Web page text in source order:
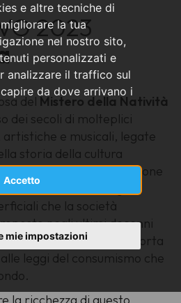
e altre tecniche di
la tua
nel nostro sito,
personalizzati e
analizzare il traffico sul
da dove arrivano i
Accetto
mie impostazioni
2023
del Mistero della Natività
dei secoli di molteplici
e musicali, legate
storia della cultura
alla genuina manifestazione
Tuttavia le immagini
che la società
negli ultimi decenni
una percezione distorta
leggi del consumismo che